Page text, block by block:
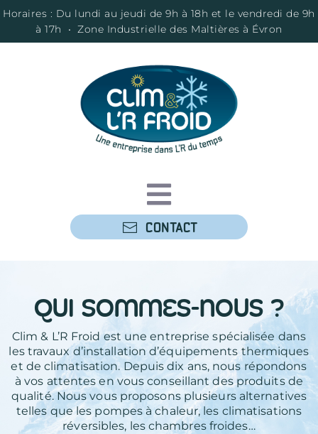
Horaires : Du lundi au jeudi de 9h à 18h et le vendredi de 9h
à 17h • Zone Industrielle des Maltières à Évron
CONTACT
Qui sommes-nous ?
Clim & L’R Froid est une entreprise spécialisée dans
les travaux d’installation d’équipements thermiques
et de climatisation. Depuis dix ans, nous répondons
à vos attentes en vous conseillant des produits de
qualité. Nous vous proposons plusieurs alternatives
telles que les pompes à chaleur, les climatisations
réversibles, les chambres froides…